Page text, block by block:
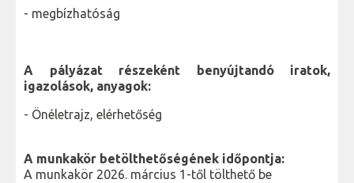
- megbízhatóság
A pályázat részeként benyújtandó iratok,
igazolások, anyagok:
- Önéletrajz, elérhetőség
A munkakör betölthetőségének időpontja:
A munkakör 2026. március 1-től tölthető be